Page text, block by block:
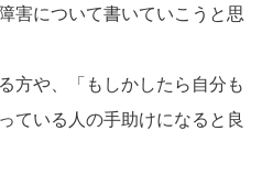
害について書いていこうと思
方や、「もしかしたら自分も
ている人の手助けになると良